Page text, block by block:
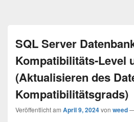
SQL Server
Kompatibilitäts-Level
(Aktualisieren des
Kompatibilitätsgrads)
Veröffentlicht am April 9, 2024von weed